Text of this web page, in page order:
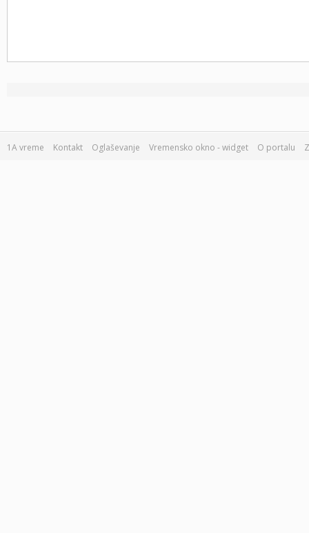
1A vreme Kontakt Oglaševanje Vremensko okno - widget O portalu